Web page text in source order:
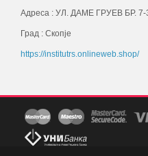
Адреса : УЛ. ДАМЕ ГРУЕВ БР.
Град : Скопје
https://institutrs.onlineweb.shop/